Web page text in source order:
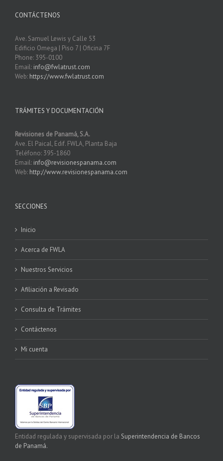
CONTÁCTENOS
Ave. Samuel Lewis y Calle 53
Edificio Omega | Piso 7 | Oficina 7F
Phone: 395-0100
Email: info@fwlatrust.com
Web: https://www.fwlatrust.com
TRÁMITES Y DOCUMENTACIÓN
Revisiones de Panamá, S.A.
Ave. El Paical, Edif. FWLA, Planta Baja
Teléfono: 395-1860
Email: info@revisionespanama.com
Web: http://www.revisionespanama.com
SECCIONES
Inicio
Acerca de FWLA
Nuestros Servicios
Afiliación a Revisado
Consulta de Trámites
Contáctenos
Mi cuenta
Entidad regulada y supervisada por la Superintendencia de Bancos
de Panamá.